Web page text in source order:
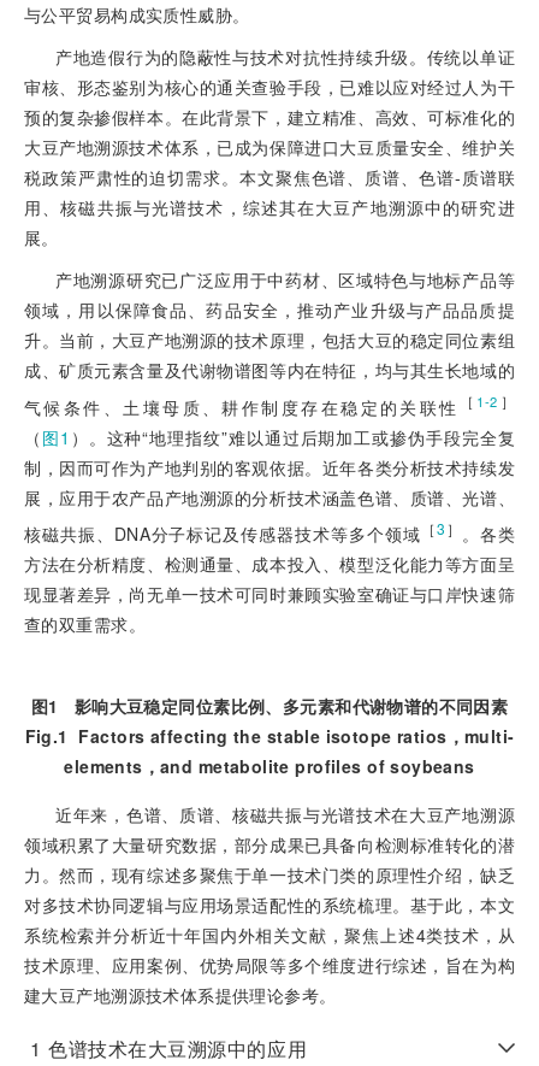
与公平贸易构成实质性威胁。
产地造假行为的隐蔽性与技术对抗性持续升级。传统以单证
审核、形态鉴别为核心的通关查验手段，已难以应对经过人为干
预的复杂掺假样本。在此背景下，建立精准、高效、可标准化的
大豆产地溯源技术体系，已成为保障进口大豆质量安全、维护关
税政策严肃性的迫切需求。本文聚焦色谱、质谱、色谱-质谱联
用、核磁共振与光谱技术，综述其在大豆产地溯源中的研究进
展。
产地溯源研究已广泛应用于中药材、区域特色与地标产品等
领域，用以保障食品、药品安全，推动产业升级与产品品质提
升。当前，大豆产地溯源的技术原理，包括大豆的稳定同位素组
成、矿质元素含量及代谢物谱图等内在特征，均与其生长地域的
气候条件、土壤母质、耕作制度存在稳定的关联性
［ 1-2 ］
（ 图1 ）。这种“地理指纹”难以通过后期加工或掺伪手段完全复
制，因而可作为产地判别的客观依据。近年各类分析技术持续发
展，应用于农产品产地溯源的分析技术涵盖色谱、质谱、光谱、
核磁共振、DNA分子标记及传感器技术等多个领域 ［3 ］ 。各类
方法在分析精度、检测通量、成本投入、模型泛化能力等方面呈
现显著差异，尚无单一技术可同时兼顾实验室确证与口岸快速筛
查的双重需求。
图1
影响大豆稳定同位素比例、多元素和代谢物谱的不同因素
Fig.1 Factors affecting the stable isotope ratios，multi-
elements，and metabolite profiles of soybeans
近年来，色谱、质谱、核磁共振与光谱技术在大豆产地溯源
领域积累了大量研究数据，部分成果已具备向检测标准转化的潜
力。然而，现有综述多聚焦于单一技术门类的原理性介绍，缺乏
对多技术协同逻辑与应用场景适配性的系统梳理。基于此，本文
系统检索并分析近十年国内外相关文献，聚焦上述4类技术，从
技术原理、应用案例、优势局限等多个维度进行综述，旨在为构
建大豆产地溯源技术体系提供理论参考。
1 色谱技术在大豆溯源中的应用